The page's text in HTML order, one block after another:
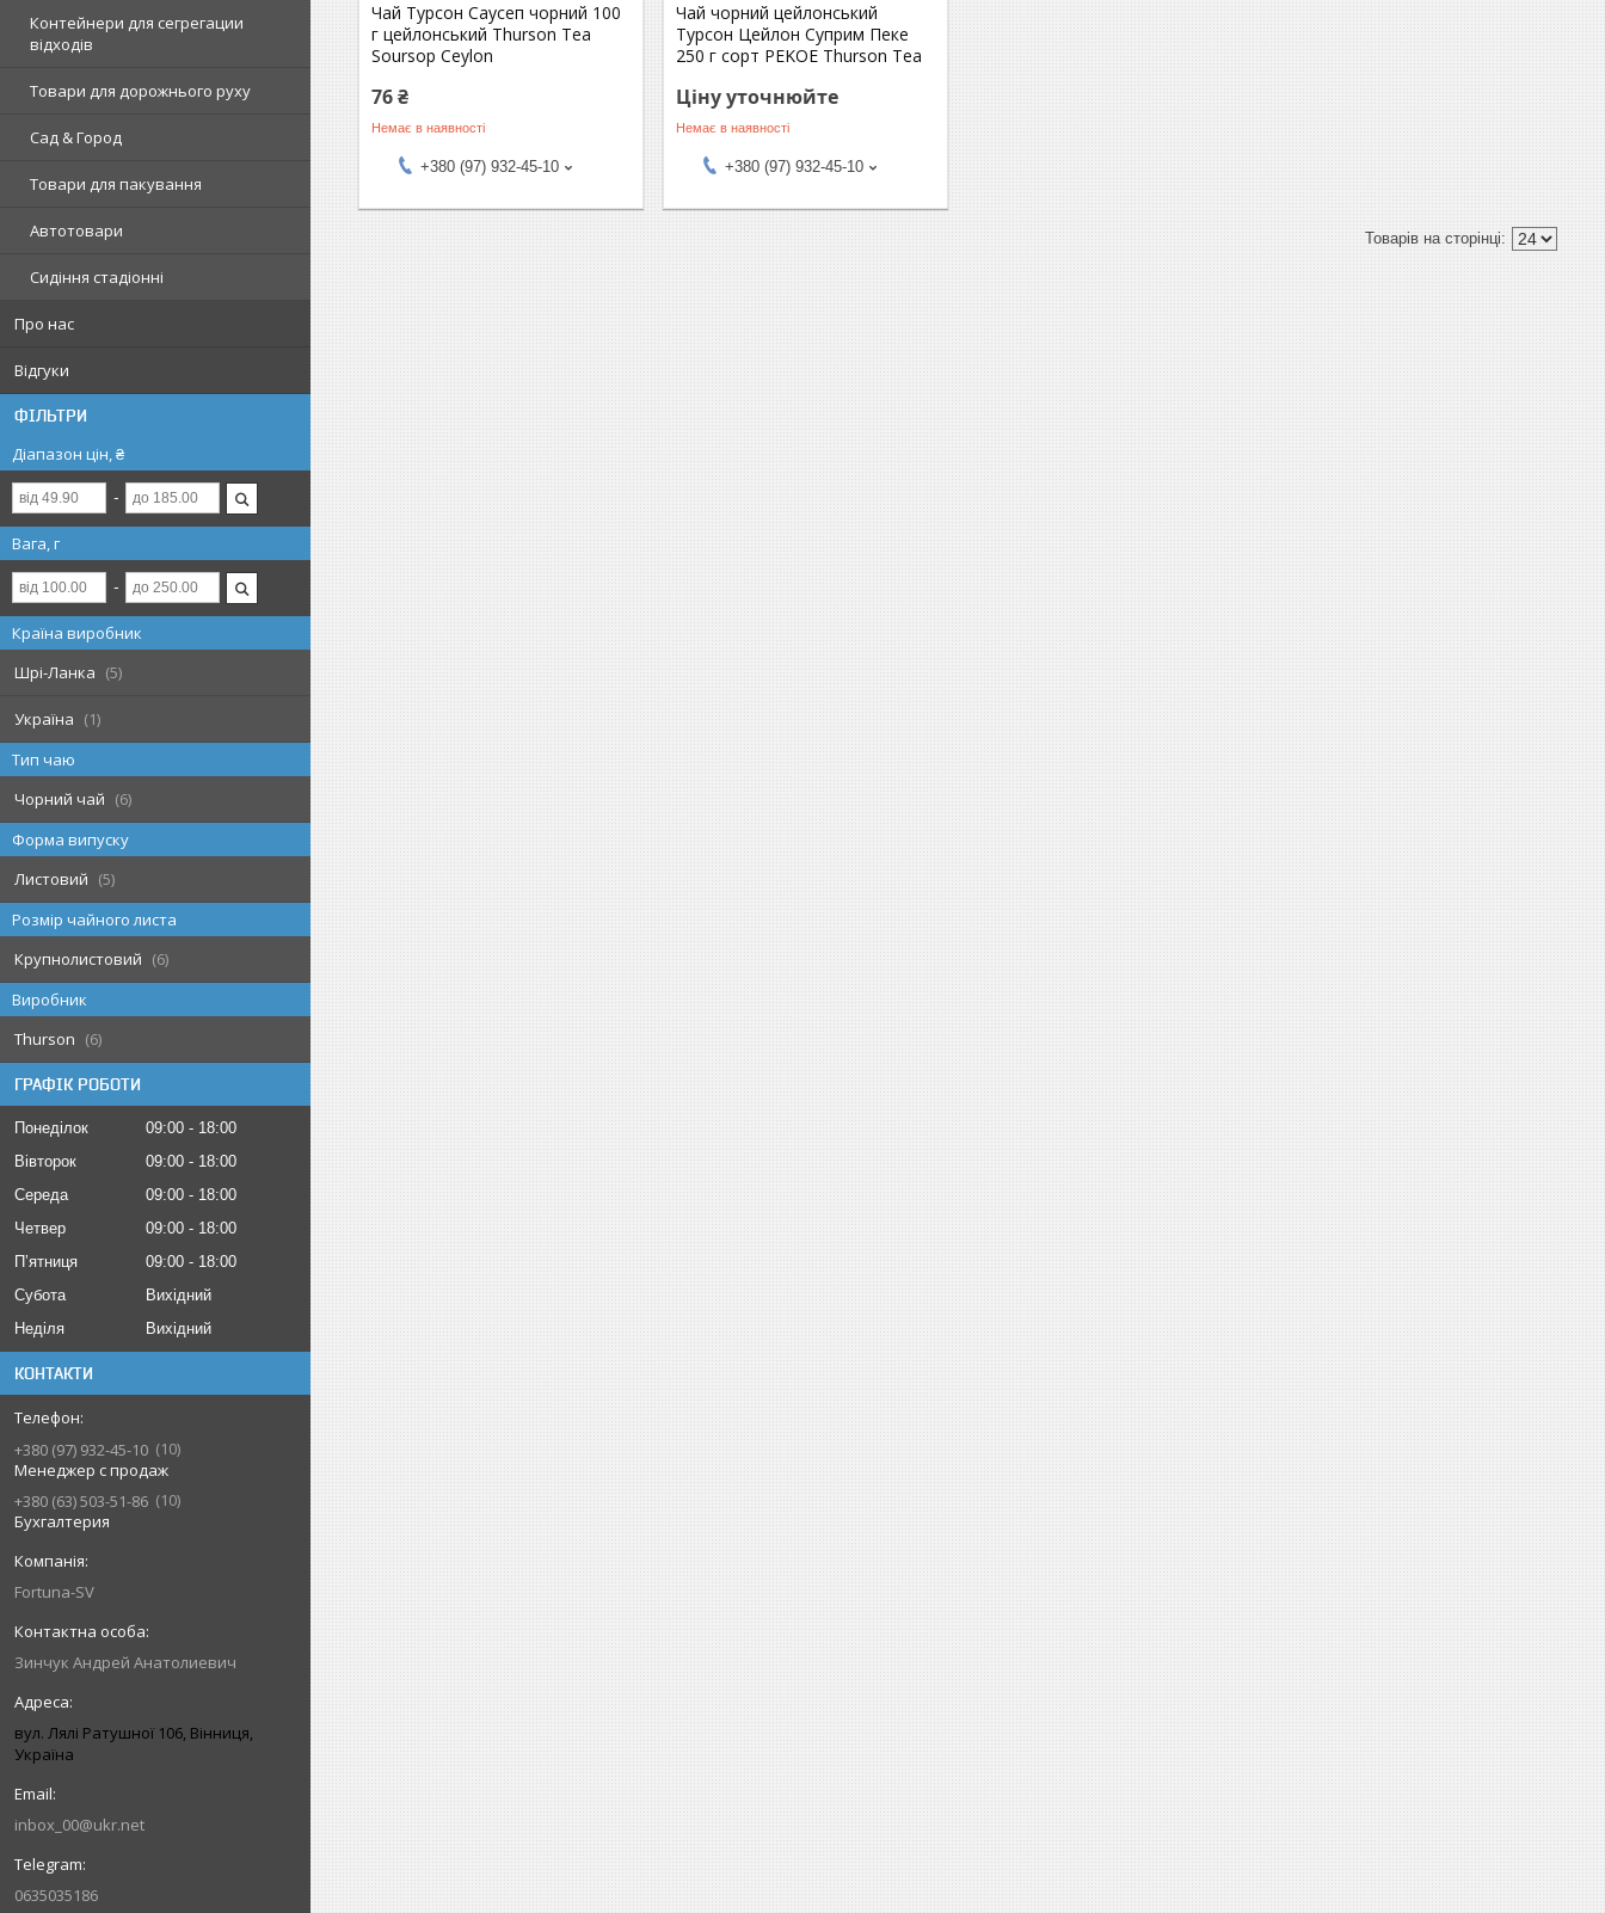
Контейнери для сегрегации
відходів
Товари для дорожнього руху
Сад & Город
Товари для пакування
Автотовари
Сидіння стадіонні
Про нас
Відгуки
ФІЛЬТРИ
Діапазон цін, ₴
Вага, г
Країна виробник
Шрі-Ланка
5
Україна
1
Тип чаю
Чорний чай
6
Форма випуску
Листовий
5
Розмір чайного листа
Крупнолистовий
6
Виробник
Thurson
6
ГРАФІК РОБОТИ
Понеділок 09:00
18:00
Вівторок
09:00
18:00
Середа
09:00
18:00
Четвер
09:00
18:00
Пʼятниця
09:00
18:00
Субота
Вихідний
Неділя
Вихідний
КОНТАКТИ
+380 (97) 932-45-10
10
Менеджер с продаж
+380 (63) 503-51-86
10
Бухгалтерия
Fortuna-SV
Зинчук Андрей Анатолиевич
вул. Лялі Ратушної 106, Вінниця,
Україна
inbox_00@ukr.net
0635035186
Чай Турсон Саусеп чорний 100
г цейлонський Thurson Tea
Soursop Ceylon
76 ₴
Немає в наявності
+380 (97) 932-45-10
Чай чорний цейлонський
Турсон Цейлон Суприм Пеке
250 г сорт PEKOE Thurson Tea
Ціну уточнюйте
Немає в наявності
+380 (97) 932-45-10